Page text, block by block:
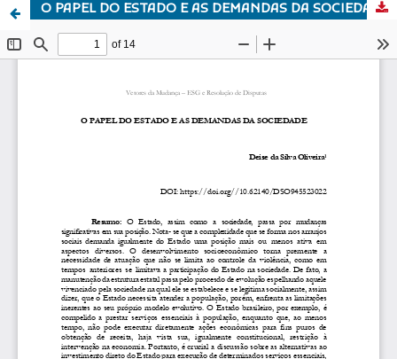
O PAPEL DO ESTADO E AS DEMANDAS DA SOCIEDADE